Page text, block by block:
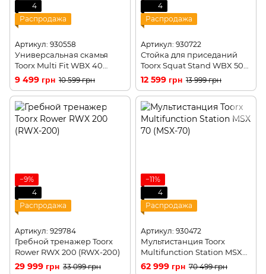
4
Распродажа
Артикул: 930558
Универсальная скамья
Toorx Multi Fit WBX 40
(WBX-40)
9 499 грн 10 599 грн
4
Распродажа
Артикул: 930722
Стойка для приседаний
Toorx Squat Stand WBX 50
(WBX-50)
12 599 грн 13 999 грн
−9%
4
Распродажа
Артикул: 929784
Гребной тренажер Toorx
Rower RWX 200 (RWX-200)
29 999 грн 33 099 грн
−11%
4
Распродажа
Артикул: 930472
Мультистанция Toorx
Multifunction Station MSX
70 (MSX-70)
62 999 грн 70 499 грн